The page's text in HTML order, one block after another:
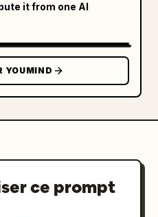
it from one AI
YOUMIND
ce prompt